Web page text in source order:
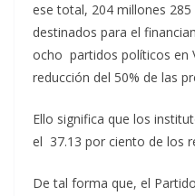
ese total, 204 millones
destinados para el
ocho partidos políticos en
reducción del 50% de las
Ello significa que los
el 37.13 por ciento de los
De tal forma que, el